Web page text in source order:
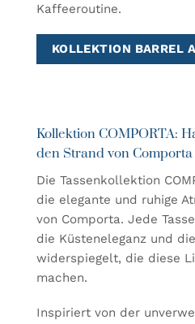
Kaffeeroutine.
KOLLEKTION BARREL
Kollektion COMPORTA:
den Strand von
Die Tassenkollektion
die elegante und ruhige
von Comporta. Jede
die Küsteneleganz und
widerspiegelt, die diese
machen.
Inspiriert von der